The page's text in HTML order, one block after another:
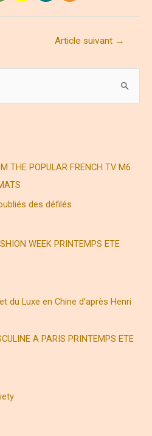
Article suivant →
THE POPULAR FRENCH TV M6
des défilés
WEEK PRINTEMPS ETE
du Luxe en Chine d’après Henri
A PARIS PRINTEMPS ETE